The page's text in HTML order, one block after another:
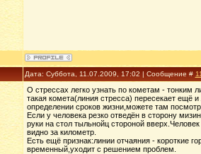
Дата: Суббота, 11.07.2009, 17:02 | Сообщение # 11
О стрессах легко узнать по кометам - тонким
такая комета(линия стресса) пересекает ещё
определении сроков жизни,можете там
Если у человека резко отведён в сторону
руки на стол тыльнойц стороной
видно за километр.
Есть ещё признак:линии отчаяния - короткие
временный,уходит с решением проблем.